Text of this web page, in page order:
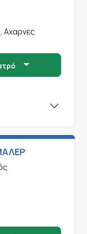
Αχαρνες